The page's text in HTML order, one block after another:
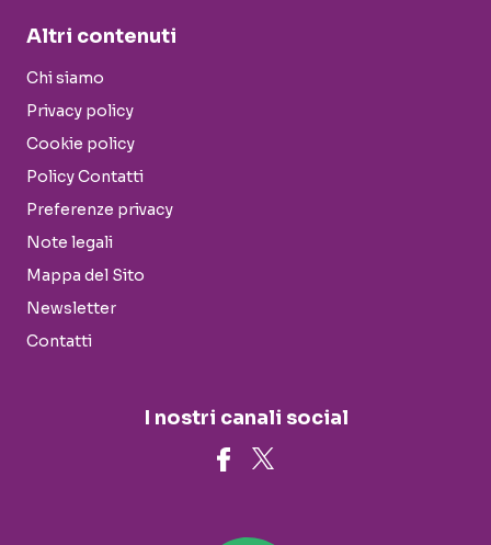
Altri contenuti
Chi siamo
Privacy policy
Cookie policy
Policy Contatti
Preferenze privacy
Note legali
Mappa del Sito
Newsletter
Contatti
I nostri canali social